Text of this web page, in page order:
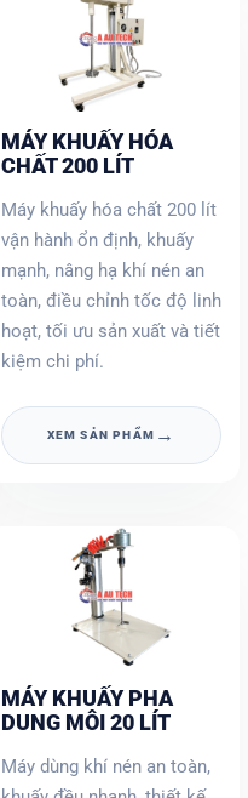
MÁY KHUẤY HÓA
CHẤT 200 LÍT
Máy khuấy hóa chất 200 lít
vận hành ổn định, khuấy
mạnh, nâng hạ khí nén an
toàn, điều chỉnh tốc độ linh
hoạt, tối ưu sản xuất và tiết
kiệm chi phí.
XEM SẢN PHẨM →
MÁY KHUẤY PHA
DUNG MÔI 20 LÍT
Máy dùng khí nén an toàn,